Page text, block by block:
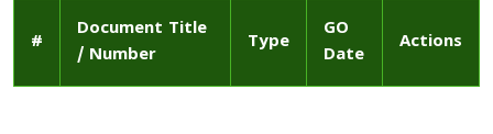
#
Document Title
/ Number
Type
GO
Date
Actions